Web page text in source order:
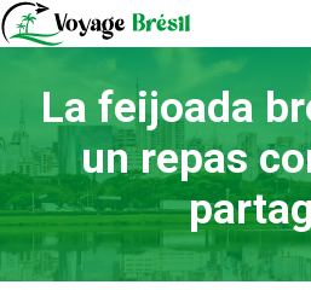
La feijoada
un repas